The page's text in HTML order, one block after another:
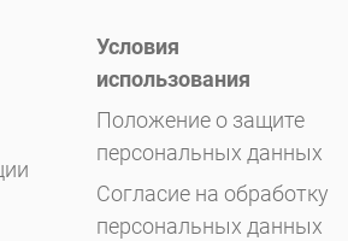
Условия
использования
Положение о защите
персональных данных
Согласие на обработку
персональных данных